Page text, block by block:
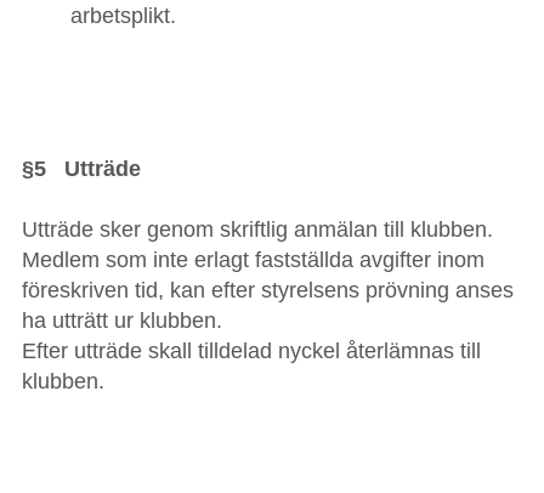
arbetsplikt.
§5 Utträde
Utträde sker genom skriftlig anmälan till klubben.
Medlem som inte erlagt fastställda avgifter inom
föreskriven tid, kan efter styrelsens prövning anses
ha utträtt ur klubben.
Efter utträde skall tilldelad nyckel återlämnas till
klubben.